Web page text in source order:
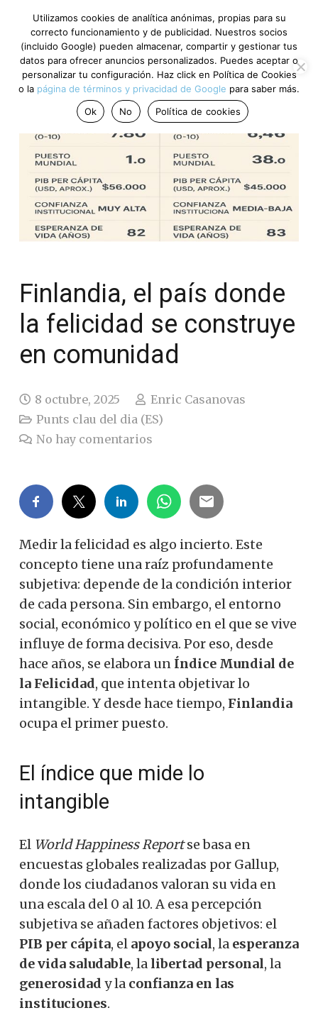
Finlandia, el país donde
la felicidad se construye
en comunidad
8 octubre, 2025
Enric Casanovas
Punts clau del dia (ES)
No hay comentarios
Medir la felicidad es algo incierto. Este
concepto tiene una raíz profundamente
subjetiva: depende de la condición interior
de cada persona. Sin embargo, el entorno
social, económico y político en el que se vive
influye de forma decisiva. Por eso, desde
hace años, se elabora un Índice Mundial de
la Felicidad, que intenta objetivar lo
intangible. Y desde hace tiempo, Finlandia
ocupa el primer puesto.
El índice que mide lo
intangible
El World Happiness Reportse basa en
encuestas globales realizadas por Gallup,
donde los ciudadanos valoran su vida en
una escala del 0 al 10. A esa percepción
subjetiva se añaden factores objetivos: el
PIB per cápita, el apoyo social, la esperanza
de vida saludable, la libertad personal, la
generosidad y la confianza en las
instituciones.
Utilizamos cookies de analítica anónimas, propias para su
correcto funcionamiento y de publicidad. Nuestros socios
(incluido Google) pueden almacenar, compartir y gestionar tus
datos para ofrecer anuncios personalizados. Puedes aceptar o
personalizar tu configuración. Haz click en Política de Cookies
o la página de términos y privacidad de Google para saber más.
Ok
No Política de cookies